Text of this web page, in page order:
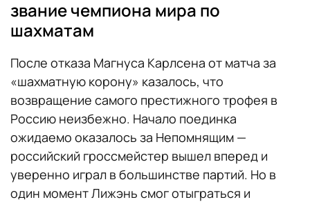
звание чемпиона мира по
шахматам
После отказа Магнуса Карлсена от матча за
«шахматную корону» казалось, что
возвращение самого престижного трофея в
Россию неизбежно. Начало поединка
ожидаемо оказалось за Непомнящим —
российский гроссмейстер вышел вперед и
уверенно играл в большинстве партий. Но в
один момент Лижэнь смог отыграться и